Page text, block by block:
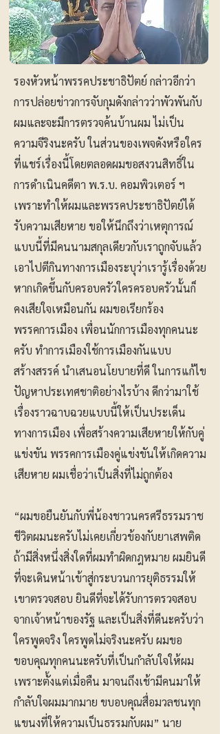
รองหัวหน้าพรรคประชาธิปัตย์ กล่าวอีกว่า
การปล่อยข่าวการจับกุมดังกล่าวว่าพัวพันกับ
ผมและจะมีการตรวจค้นบ้านผม ไม่เป็น
ความจีริงนะครับ ในส่วนของเพจดังหรือใคร
ที่แชร์เรื่องนี้โดยตลอดผมขอสงวนสิทธิ์ใน
การดำเนินคดีตา พ.ร.บ. คอมพิวเตอร์ ฯ
เพราะทำให้ผมและพรรคประชาธิปัตย์ได้
รับความเสียหาย ขอให้นึกถึงว่าเหตุการณ์
แบบนี้ที่มีคนนามสกุลเดียวกับเราถูกจับแล้ว
เอาไปตีกินทางการเมืองระบุว่าเรารู้เรื่องด้วย
หากเกิดขึ้นกับครอบครัวใครครอบครัวนั้นก็
คงเสียใจเหมือนกัน ผมขอเรียกร้อง
พรรคการเมือง เพื่อนนักการเมืองทุกคนนะ
ครับ ทำการเมืองใช้การเมืองกันแบบ
สร้างสรรค์ นำเสนอนโยบายที่ดี ในการแก้ไข
ปัญหาประเทศชาติอย่างไรบ้าง ดีกว่ามาใช้
เรื่องราวฉาบฉวยแบบนี้ให้เป็นประเด็น
ทางการเมือง เพื่อสร้างความเสียหายให้กับคู่
แข่งขัน พรรคการเมืองคู่แข่งขันให้เกิดความ
เสียหาย ผมเชื่อว่าเป็นสิ่งที่ไม่ถูกต้อง
“ผมขอยืนยันกับพี่น้องชาวนครศรีธรรมราช
ชีวิตผมนะครับไม่เคยเกี่ยวข้องกับยาเสพติด
ถ้ามีสิ่งหนึ่งสิ่งใดที่ผมทำผิดกฎหมาย ผมยินดี
ที่จะเดินหน้าเข้าสู่กระบวนการยุติธรรมให้
เขาตรวจสอบ ยินดีที่จะได้รับการตรวจสอบ
จากเจ้าหน้าของรัฐ และเป็นสิ่งที่ดีนะครับว่า
ใครพูดจริง ใครพูดไม่จริงนะครับ ผมขอ
ขอบคุณทุกคนนะครับที่เป็นกำลับใจให้ผม
เพราะตั้งแต่เมื่อคืน มาจนถึงเช้ามีคนมาให้
กำลับใจผมมากมาย ขบอบคุณสื่อมวลชนทุก
แขนงที่ให้ความเป็นธรรมกับผม” นาย